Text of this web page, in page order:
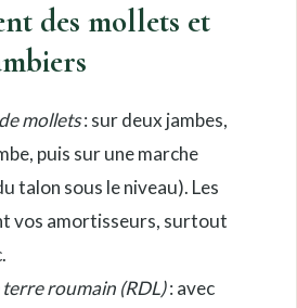
des mollets et
mollets: sur deux jambes,
puis sur une marche
talon sous le niveau). Les
vos amortisseurs, surtout
terre roumain (RDL): avec